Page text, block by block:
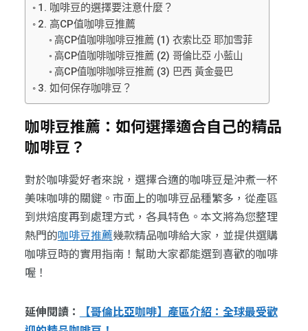
1. 咖啡豆的選擇要注意什麼？
2. 高CP值咖啡豆推薦
高CP值咖啡咖啡豆推薦 (1) 衣索比亞 耶加雪菲
高CP值咖啡咖啡豆推薦 (2) 哥倫比亞 小藍山
高CP值咖啡咖啡豆推薦 (3) 巴西 黃金曼巴
3. 如何保存咖啡豆？
咖啡豆推薦：如何選擇適合自己的精品
咖啡豆？
對於咖啡愛好者來說，選擇合適的咖啡豆是沖煮一杯
美味咖啡的關鍵。市面上的咖啡豆品種繁多，從產區
到烘焙度再到處理方式，各具特色。本文將為您整理
熱門的咖啡豆推薦幾款精品咖啡給大家，並提供選購
咖啡豆時的實用指南！幫助大家都能選到喜歡的咖啡
喔！
延伸閱讀：
【哥倫比亞咖啡】產區介紹：全球最受歡